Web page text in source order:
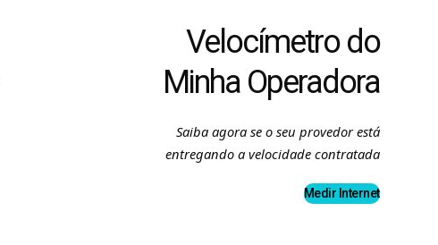
Velocímetro do
Minha Operadora
Saiba agora se o seu provedor está
entregando a velocidade contratada
Medir Internet